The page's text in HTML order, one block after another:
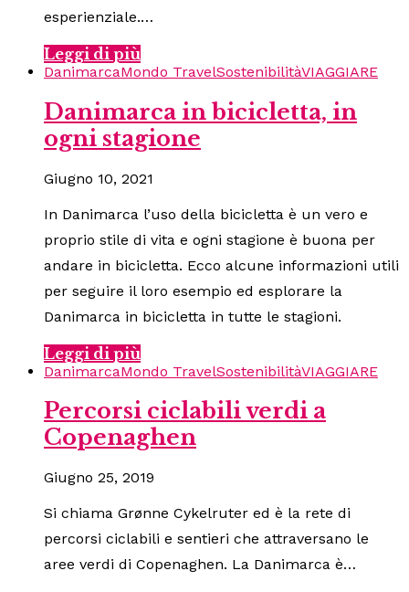
esperienziale.…
Leggi di più
DanimarcaMondo TravelSostenibilitàVIAGGIARE
Danimarca in bicicletta, in
ogni stagione
Giugno 10, 2021
In Danimarca l’uso della bicicletta è un vero e
proprio stile di vita e ogni stagione è buona per
andare in bicicletta. Ecco alcune informazioni utili
per seguire il loro esempio ed esplorare la
Danimarca in bicicletta in tutte le stagioni.
Leggi di più
DanimarcaMondo TravelSostenibilitàVIAGGIARE
Percorsi ciclabili verdi a
Copenaghen
Giugno 25, 2019
Si chiama Grønne Cykelruter ed è la rete di
percorsi ciclabili e sentieri che attraversano le
aree verdi di Copenaghen. La Danimarca è…